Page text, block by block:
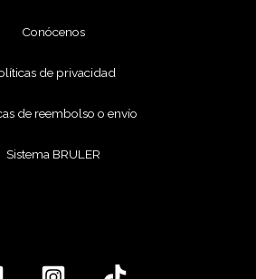
Conócenos
de privacidad
de reembolso o envío
Sistema BRULER